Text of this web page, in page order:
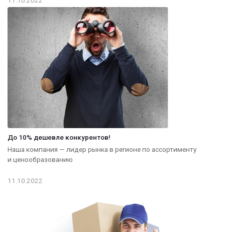
До 10% дешевле конкурентов!
Наша компания — лидер рынка в регионе по ассортименту
и ценообразованию
11.10.2022